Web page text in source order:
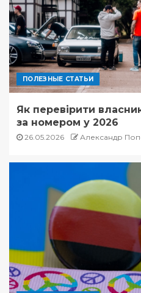
ПОЛЕЗНЫЕ СТАТЬИ
Як перевірити
за номером у 2026
26.05.2026 Александр